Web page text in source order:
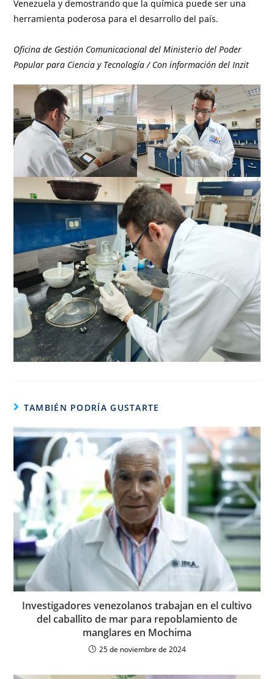
Venezuela y demostrando que la química puede ser una
herramienta poderosa para el desarrollo del país.
Oficina de Gestión Comunicacional del Ministerio del Poder
Popular para Ciencia y Tecnología / Con información del Inzit
TAMBIÉN PODRÍA GUSTARTE
Investigadores venezolanos trabajan en el cultivo
del caballito de mar para repoblamiento de
manglares en Mochima
25 de noviembre de 2024